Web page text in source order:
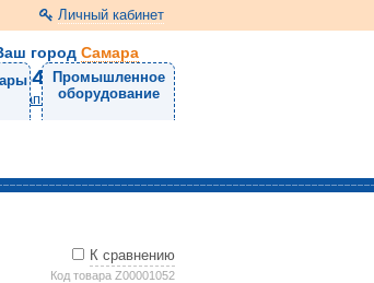
Личный кабинет
город Самара
(846) 300-24-30
Напишите нам
Промышленное
оборудование
К сравнению
Код товара Z00001052